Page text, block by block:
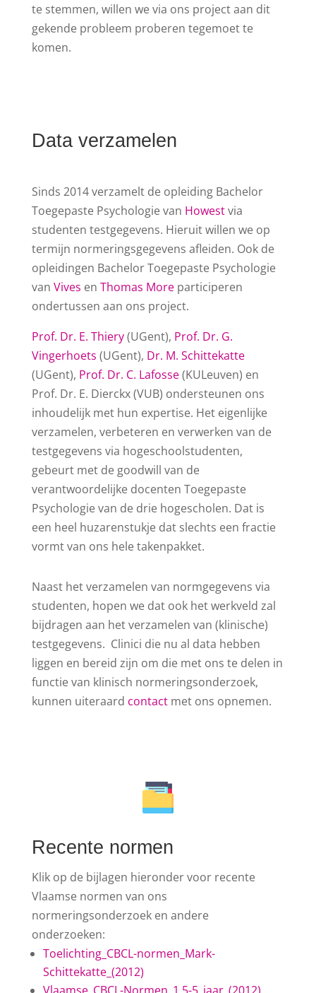
te stemmen, willen we via ons project aan dit
gekende probleem proberen tegemoet te
komen.
Data verzamelen
Sinds 2014 verzamelt de opleiding Bachelor
Toegepaste Psychologie van Howestvia
studenten testgegevens. Hieruit willen we op
termijn normeringsgegevens afleiden. Ook de
opleidingen Bachelor Toegepaste Psychologie
van Vives en Thomas Moreparticiperen
ondertussen aan ons project.
Prof. Dr. E. Thiery(UGent), Prof. Dr. G.
Vingerhoets (UGent), Dr. M. Schittekatte
(UGent), Prof. Dr. C. Lafosse(KULeuven) en
Prof. Dr. E. Dierckx (VUB) ondersteunen ons
inhoudelijk met hun expertise. Het eigenlijke
verzamelen, verbeteren en verwerken van de
testgegevens via hogeschoolstudenten,
gebeurt met de goodwill van de
verantwoordelijke docenten Toegepaste
Psychologie van de drie hogescholen. Dat is
een heel huzarenstukje dat slechts een fractie
vormt van ons hele takenpakket.
Naast het verzamelen van normgegevens via
studenten, hopen we dat ook het werkveld zal
bijdragen aan het verzamelen van (klinische)
testgegevens. Clinici die nu al data hebben
liggen en bereid zijn om die met ons te delen in
functie van klinisch normeringsonderzoek,
kunnen uiteraard contactmet ons opnemen.
Recente normen
Klik op de bijlagen hieronder voor recente
Vlaamse normen van ons
normeringsonderzoek en andere
onderzoeken:
Toelichting_CBCL-normen_Mark-
Schittekatte_(2012)
Vlaamse_CBCL-Normen_1.5-5_jaar_(2012)